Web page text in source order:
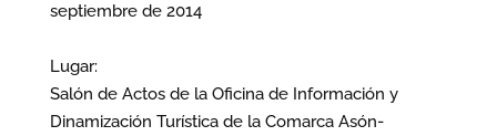
septiembre de 2014
Lugar:
Salón de Actos de la Oficina de Información y
Dinamización Turística de la Comarca Asón-